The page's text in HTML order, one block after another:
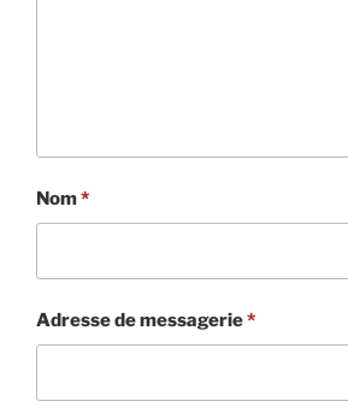
Nom*
Adresse de messagerie*